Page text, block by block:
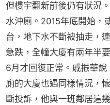
但樓宇翻新前後仍有狀況
水沖廁。2015年底開始，
台，地下水不斷被抽走，
急跌，全幢大廈有兩年半
6月才回復正常。戚振華
廁的大廈也遇同樣情況，
斷投訴，他與一班鄰居這